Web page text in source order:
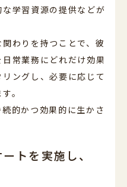
学習資源の提供などが
わりを持つことで、彼
常業務にどれだけ効果
ングし、必要に応じて
。
的かつ効果的に生かさ
トを実施し、